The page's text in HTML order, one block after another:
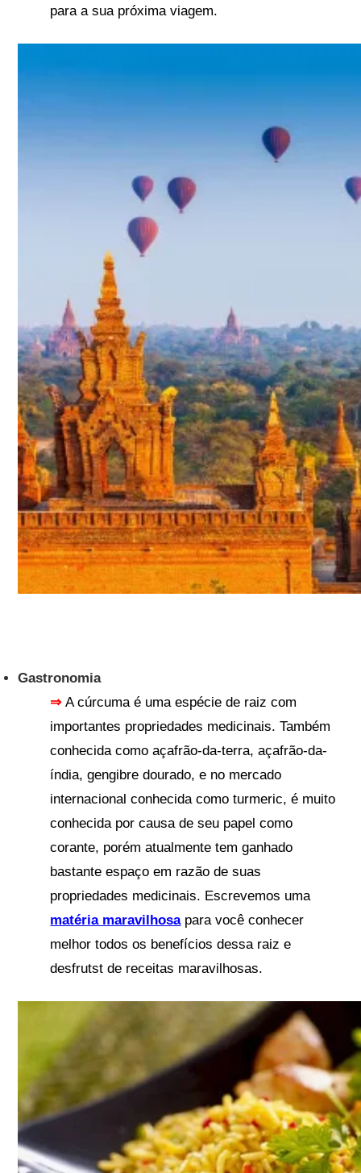
para a sua próxima viagem.
Gastronomia
⇒A cúrcuma é uma espécie de raiz com
importantes propriedades medicinais. Também
conhecida como açafrão-da-terra, açafrão-da-
índia, gengibre dourado, e no mercado
internacional conhecida como turmeric, é muito
conhecida por causa de seu papel como
corante, porém atualmente tem ganhado
bastante espaço em razão de suas
propriedades medicinais. Escrevemos uma
matéria maravilhosapara você conhecer
melhor todos os benefícios dessa raiz e
desfrutst de receitas maravilhosas.